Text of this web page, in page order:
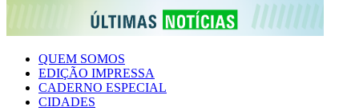
QUEM SOMOS
EDIÇÃO IMPRESSA
CADERNO ESPECIAL
CIDADES